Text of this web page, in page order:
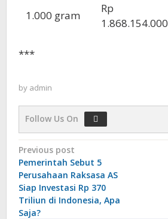
1.000 gram
Rp
1.868.154.000
***
by admin
Follow Us On
Post
navigation
Previous post
Pemerintah Sebut 5
Perusahaan Raksasa AS
Siap Investasi Rp 370
Triliun di Indonesia, Apa
Saja?